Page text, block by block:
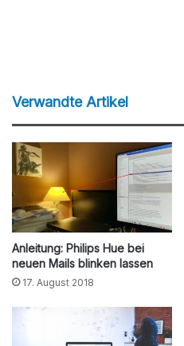
Verwandte Artikel
Anleitung: Philips Hue bei
neuen Mails blinken lassen
17. August 2018